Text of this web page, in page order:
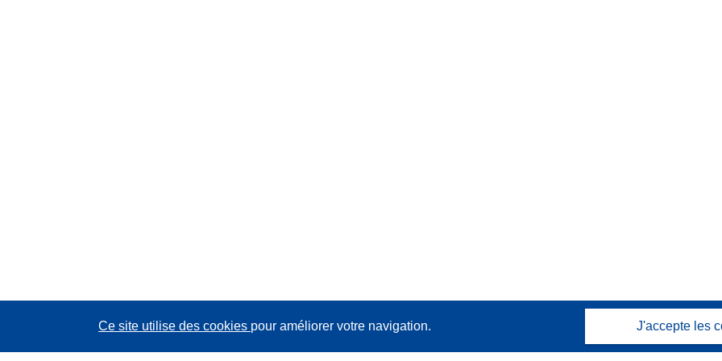
Ce site utilise des cookies pour améliorer votre navigation. J'accepte les